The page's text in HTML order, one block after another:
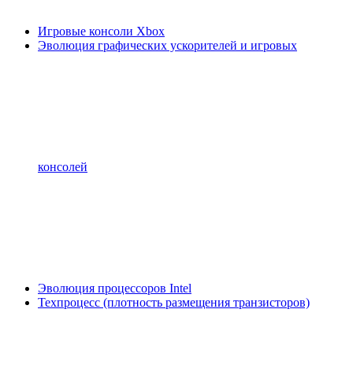
Игровые консоли Xbox
Эволюция графических ускорителей и игровых
консолей
Эволюция процессоров Intel
Техпроцесс (плотность размещения транзисторов)